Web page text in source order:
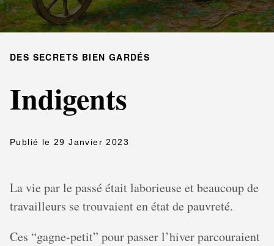
DES SECRETS BIEN GARDÉS
Indigents
Publié le 29 Janvier 2023
La vie par le passé était laborieuse et beaucoup de
travailleurs se trouvaient en état de pauvreté.
Ces “gagne-petit” pour passer l’hiver parcouraient